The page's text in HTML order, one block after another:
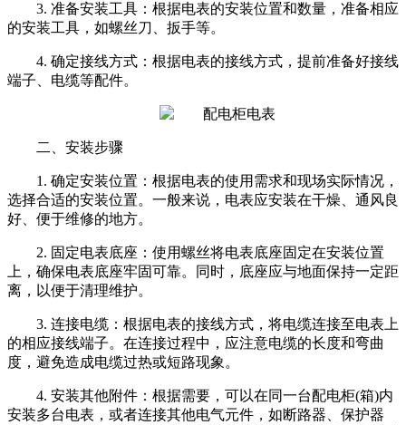
3. 准备安装工具：根据电表的安装位置和数量，准备相应
的安装工具，如螺丝刀、扳手等。
4. 确定接线方式：根据电表的接线方式，提前准备好接线
端子、电缆等配件。
二、安装步骤
1. 确定安装位置：根据电表的使用需求和现场实际情况，
选择合适的安装位置。一般来说，电表应安装在干燥、通风良
好、便于维修的地方。
2. 固定电表底座：使用螺丝将电表底座固定在安装位置
上，确保电表底座牢固可靠。同时，底座应与地面保持一定距
离，以便于清理维护。
3. 连接电缆：根据电表的接线方式，将电缆连接至电表上
的相应接线端子。在连接过程中，应注意电缆的长度和弯曲
度，避免造成电缆过热或短路现象。
4. 安装其他附件：根据需要，可以在同一台配电柜(箱)内
安装多台电表，或者连接其他电气元件，如断路器、保护器